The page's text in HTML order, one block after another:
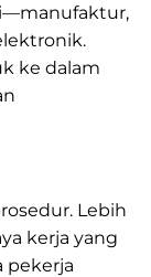
ke dalam
Lebih
kerja yang
pekerja